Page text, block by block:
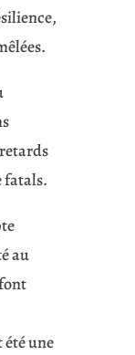
fatals.
au
une